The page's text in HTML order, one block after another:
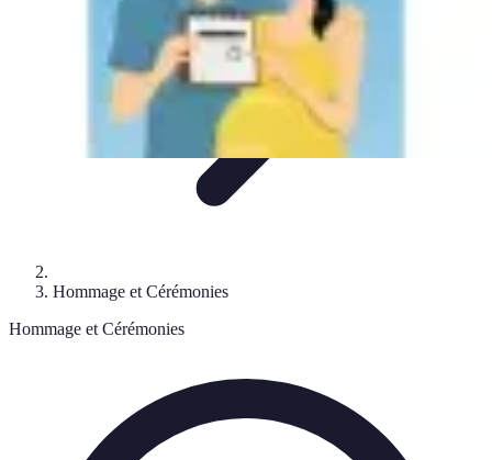
Hommage et Cérémonies
Hommage et Cérémonies